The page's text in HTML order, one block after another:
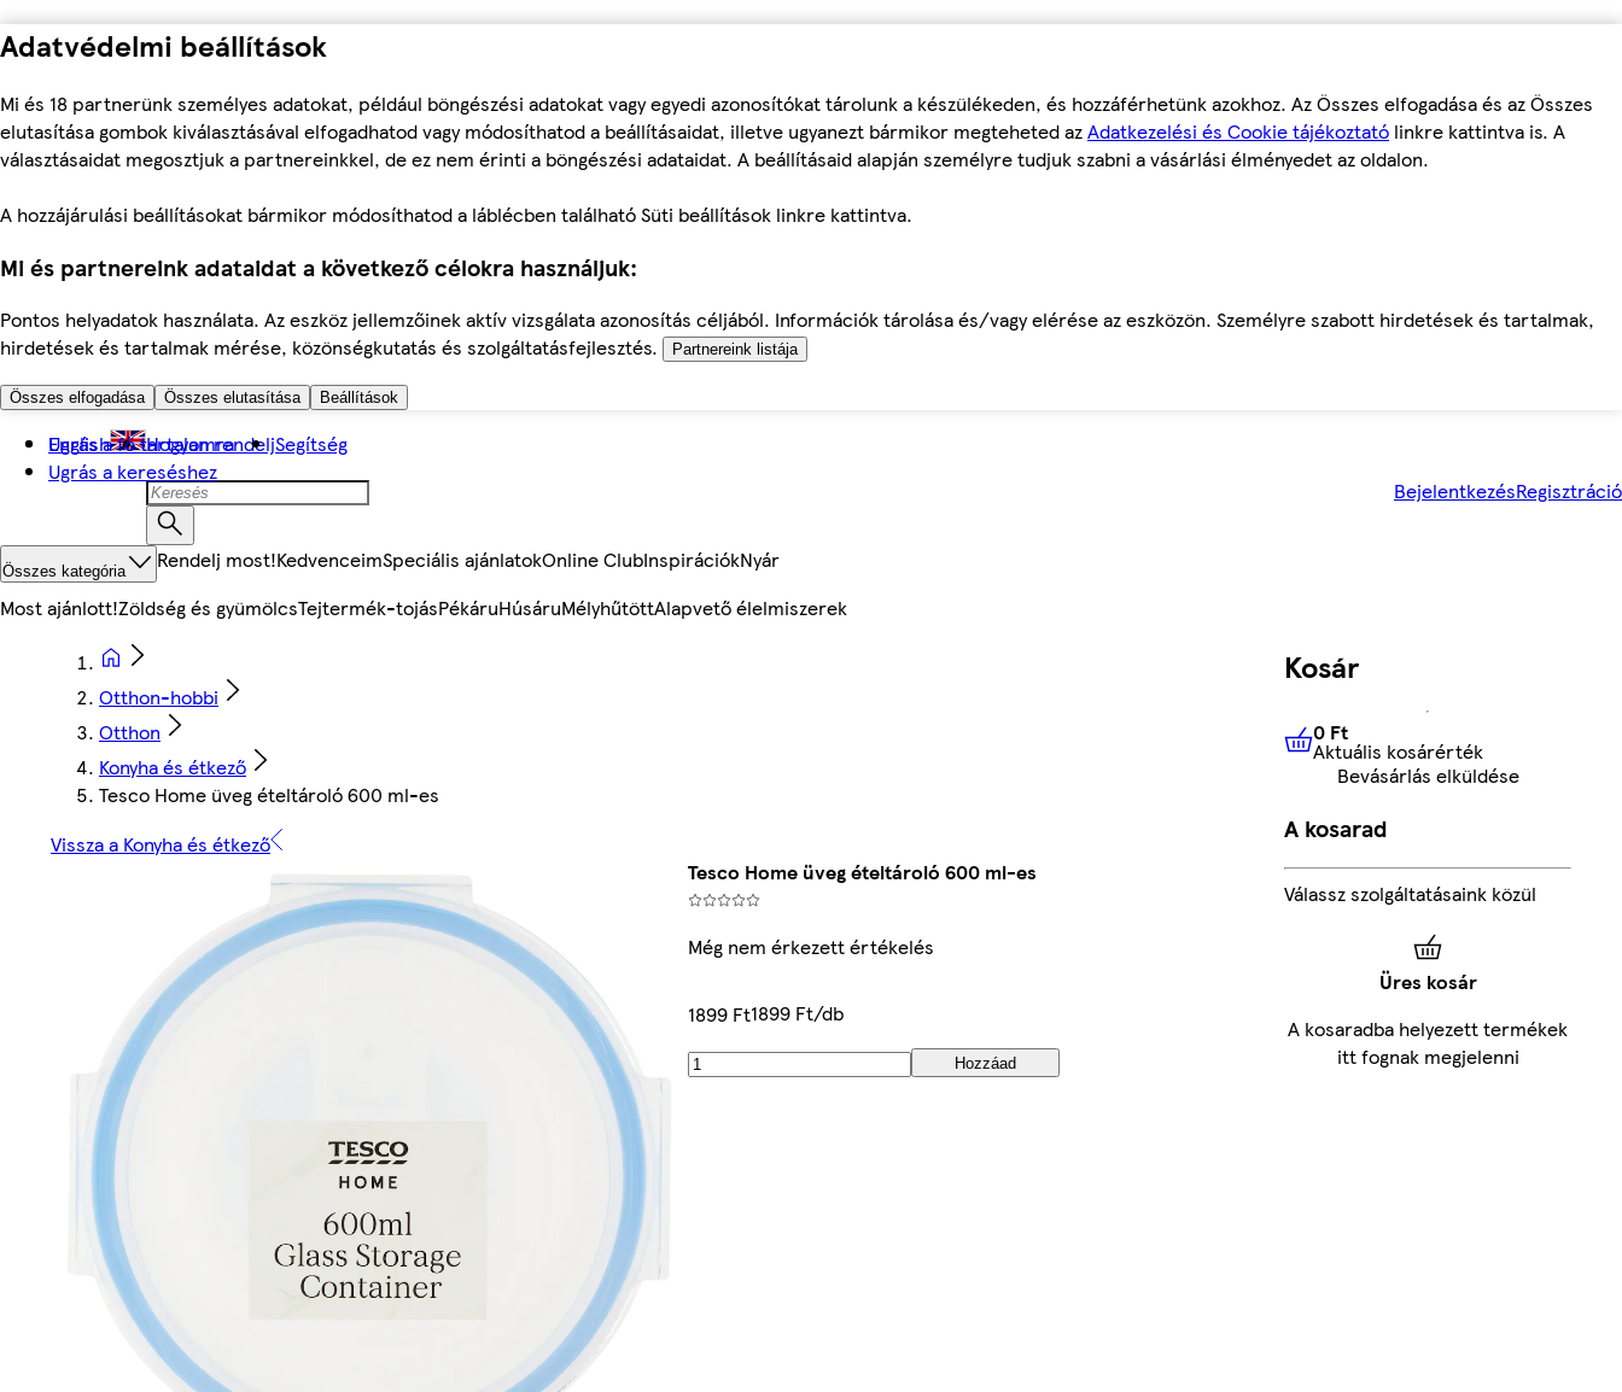
Adatvédelmi beállítások
Mi és 18 partnerünk személyes adatokat, például böngészési adatokat vagy egyedi azonosítókat tárolunk a készülékeden, és hozzáférhetünk azokhoz. Az Összes elfogadása és az Összes
elutasítása gombok kiválasztásával elfogadhatod vagy módosíthatod a beállításaidat, illetve ugyanezt bármikor megteheted azAdatkezelési és Cookie tájékoztató linkre kattintva is. A
választásaidat megosztjuk a partnereinkkel, de ez nem érinti a böngészési adataidat. A beállításaid alapján személyre tudjuk szabni a vásárlási élményedet az oldalon.
A hozzájárulási beállításokat bármikor módosíthatod a láblécben található Süti beállítások linkre kattintva.
Mi és partnereink adataidat a következő célokra használjuk:
Pontos helyadatok használata. Az eszköz jellemzőinek aktív vizsgálata azonosítás céljából. Információk tárolása és/vagy elérése az eszközön. Személyre szabott hirdetések és tartalmak,
hirdetések és tartalmak mérése, közönségkutatás és szolgáltatásfejlesztés.
Partnereink listája
Összes elfogadása Összes elutasítása Beállítások
Ugrás a fő tartalomra
Ugrás a kereséshez
English Hogyan rendeljSegítség
BejelentkezésRegisztráció
Összes kategória Rendelj most!KedvenceimSpeciális ajánlatokOnline ClubInspirációkNyár
Most ajánlott!Zöldség és gyümölcsTejtermék-tojásPékáruHúsáruMélyhűtöttAlapvető élelmiszerek
Otthon-hobbi
Otthon
Konyha és étkező
Tesco Home üveg ételtároló 600 ml-es
Vissza a Konyha és étkező
Tesco Home üveg ételtároló 600 ml-es
Még nem érkezett értékelés
1899 Ft1899 Ft/db
Hozzáad
Kosár
0 FtAktuális kosárérték
0 Ft
Aktuális kosárérték
Bevásárlás elküldése
A kosarad
Válassz szolgáltatásaink közül
Üres kosár
A kosaradba helyezett termékek
itt fognak megjelenni